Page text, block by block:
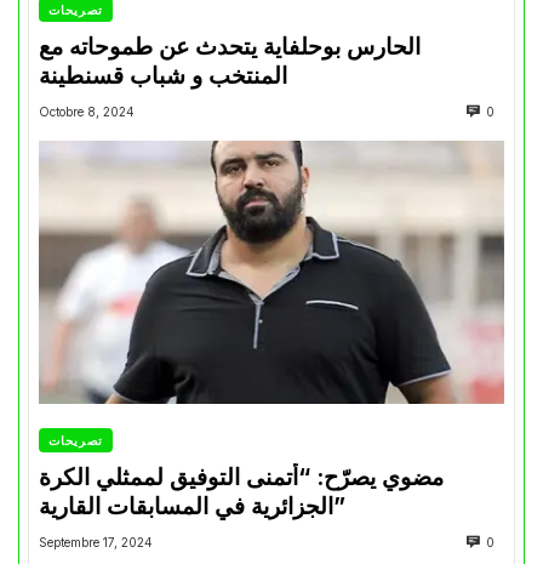
تصريحات
الحارس بوحلفاية يتحدث عن طموحاته مع
المنتخب و شباب قسنطينة
Octobre 8, 2024 0
تصريحات
مضوي يصرّح: “أتمنى التوفيق لممثلي الكرة
الجزائرية في المسابقات القارية”
Septembre 17, 2024 0